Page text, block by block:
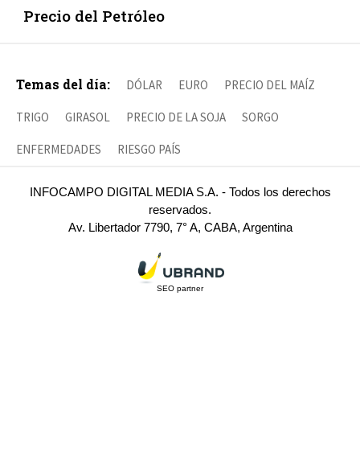
Precio del Petróleo
Temas del día: DÓLAR EURO PRECIO DEL MAÍZ
TRIGO GIRASOL PRECIO DE LA SOJA SORGO
ENFERMEDADES RIESGO PAÍS
INFOCAMPO DIGITAL MEDIA S.A. - Todos los derechos
reservados.
Av. Libertador 7790, 7° A, CABA, Argentina
SEO partner